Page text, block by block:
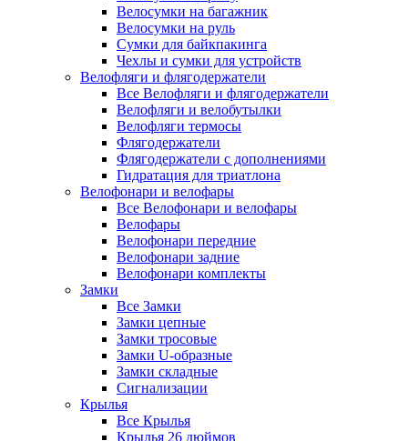
Велосумки на багажник
Велосумки на руль
Сумки для байкпакинга
Чехлы и сумки для устройств
Велофляги и флягодержатели
Все Велофляги и флягодержатели
Велофляги и велобутылки
Велофляги термосы
Флягодержатели
Флягодержатели с дополнениями
Гидратация для триатлона
Велофонари и велофары
Все Велофонари и велофары
Велофары
Велофонари передние
Велофонари задние
Велофонари комплекты
Замки
Все Замки
Замки цепные
Замки тросовые
Замки U-образные
Замки складные
Сигнализации
Крылья
Все Крылья
Крылья 26 дюймов